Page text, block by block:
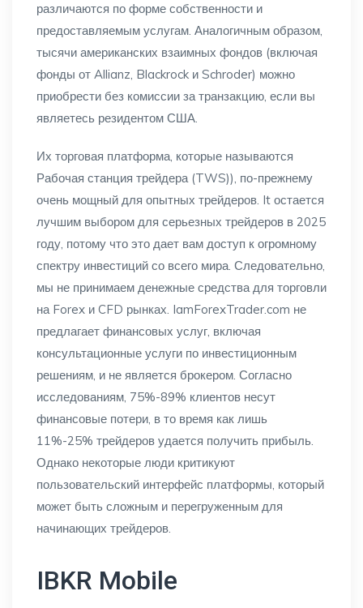
различаются по форме собственности и
предоставляемым услугам. Аналогичным образом,
тысячи американских взаимных фондов (включая
фонды от Allianz, Blackrock и Schroder) можно
приобрести без комиссии за транзакцию, если вы
являетесь резидентом США.
Их торговая платформа, которые называются
Рабочая станция трейдера (TWS)), по-прежнему
очень мощный для опытных трейдеров. It остается
лучшим выбором для серьезных трейдеров в 2025
году, потому что это дает вам доступ к огромному
спектру инвестиций со всего мира. Следовательно,
мы не принимаем денежные средства для торговли
на Forex и CFD рынках. IamForexTrader.com не
предлагает финансовых услуг, включая
консультационные услуги по инвестиционным
решениям, и не является брокером. Согласно
исследованиям, 75%-89% клиентов несут
финансовые потери, в то время как лишь
11%-25% трейдеров удается получить прибыль.
Однако некоторые люди критикуют
пользовательский интерфейс платформы, который
может быть сложным и перегруженным для
начинающих трейдеров.
IBKR Mobile